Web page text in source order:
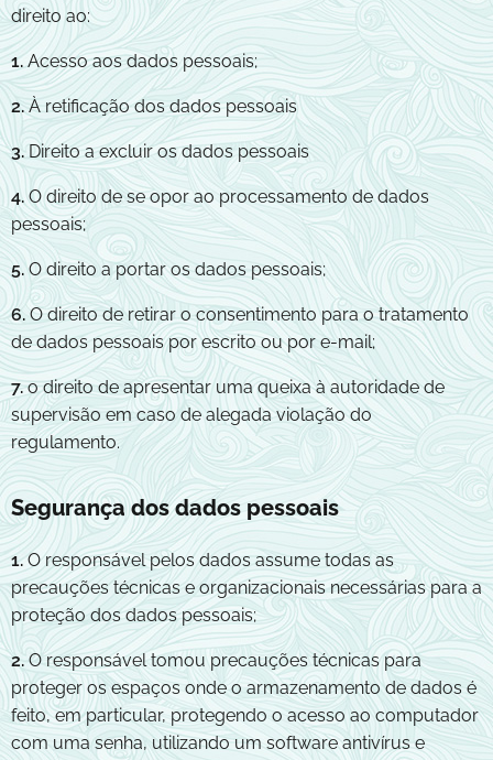
direito ao:
1.Acesso aos dados pessoais;
2.À retificação dos dados pessoais
3.Direito a excluir os dados pessoais
4.O direito de se opor ao processamento de dados
pessoais;
5.O direito a portar os dados pessoais;
6. O direito de retirar o consentimento para o tratamento
de dados pessoais por escrito ou por e-mail;
7.o direito de apresentar uma queixa à autoridade de
supervisão em caso de alegada violação do
regulamento.
Segurança dos dados pessoais
1.O responsável pelos dados assume todas as
precauções técnicas e organizacionais necessárias para a
proteção dos dados pessoais;
2.O responsável tomou precauções técnicas para
proteger os espaços onde o armazenamento de dados é
feito, em particular, protegendo o acesso ao computador
com uma senha, utilizando um software antivírus e